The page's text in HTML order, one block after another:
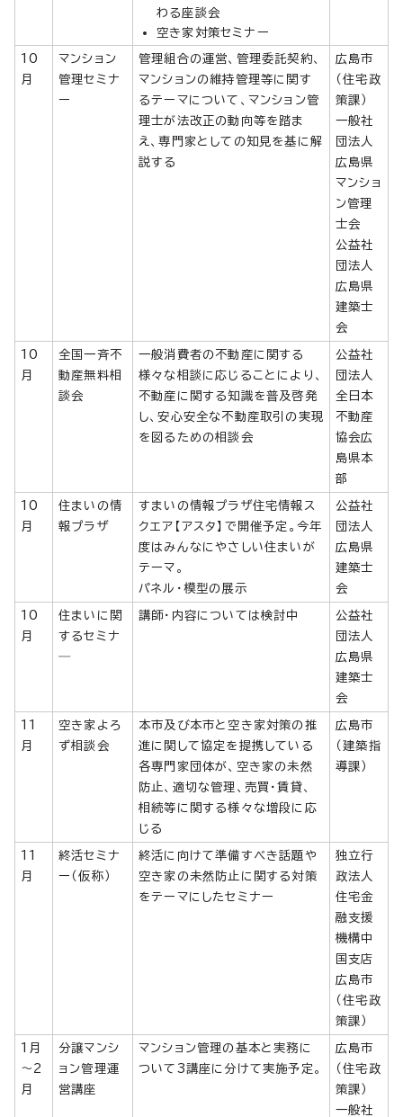
わる座談会
空き家対策セミナー
10
月
マンション
管理セミナ
ー
管理組合の運営、管理委託契約、
マンションの維持管理等に関す
るテーマについて、マンション管
理士が法改正の動向等を踏ま
え、専門家としての知見を基に解
説する
広島市
（住宅政
策課）
一般社
団法人
広島県
マンショ
ン管理
士会
公益社
団法人
広島県
建築士
会
10
月
全国一斉不
動産無料相
談会
一般消費者の不動産に関する
様々な相談に応じることにより、
不動産に関する知識を普及啓発
し、安心安全な不動産取引の実現
を図るための相談会
公益社
団法人
全日本
不動産
協会広
島県本
部
10
月
住まいの情
報プラザ
すまいの情報プラザ住宅情報ス
クエア【アスタ】で開催予定。今年
度はみんなにやさしい住まいが
テーマ。
パネル・模型の展示
公益社
団法人
広島県
建築士
会
10
月
住まいに関
するセミナ
―
講師・内容については検討中
公益社
団法人
広島県
建築士
会
11
月
空き家よろ
ず相談会
本市及び本市と空き家対策の推
進に関して協定を提携している
各専門家団体が、空き家の未然
防止、適切な管理、売買・賃貸、
相続等に関する様々な増段に応
じる
広島市
（建築指
導課）
11
月
終活セミナ
ー（仮称）
終活に向けて準備すべき話題や
空き家の未然防止に関する対策
をテーマにしたセミナー
独立行
政法人
住宅金
融支援
機構中
国支店
広島市
（住宅政
策課）
1月
～2
月
分譲マンシ
ョン管理運
営講座
マンション管理の基本と実務に
ついて3講座に分けて実施予定。
広島市
（住宅政
策課）
一般社